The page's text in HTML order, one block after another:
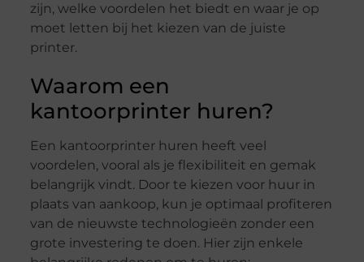
zijn, welke voordelen het biedt en waar je op
moet letten bij het kiezen van de juiste
printer.
Waarom een
kantoorprinter huren?
Een kantoorprinter huren heeft veel
voordelen, vooral als je flexibiliteit en gemak
belangrijk vindt. Door te kiezen voor huur in
plaats van aankoop, kun je optimaal profiteren
van de nieuwste technologieën zonder een
grote investering te doen. Hier zijn enkele